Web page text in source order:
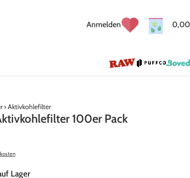
Anmelden 0,00
› Aktivkohlefilter
100er Pack
Lager